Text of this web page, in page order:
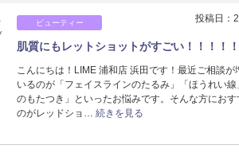
ビューティー 投稿日：
肌質にもレットショットがすごい！！！！！
こんにちは！LIME 浦和店 浜田です！最近ご相談が
いるのが「フェイスラインのたるみ」「ほうれい線
のもたつき」といったお悩みです。そんな方におす
のがレッドショ… 続きを見る